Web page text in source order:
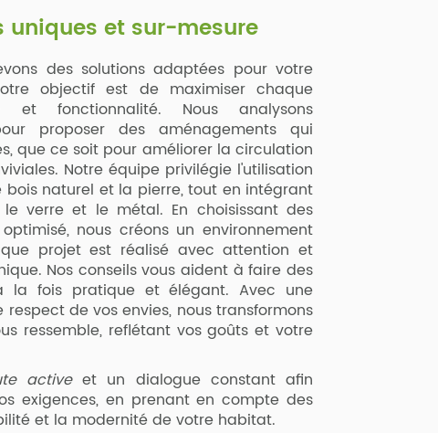
uniques et sur-mesure
des solutions adaptées pour votre
objectif est de maximiser chaque
fonctionnalité. Nous analysons
proposer des aménagements qui
que ce soit pour améliorer la circulation
Notre équipe privilégie l'utilisation
bois naturel et la pierre, tout en intégrant
verre et le métal. En choisissant des
nous créons un environnement
projet est réalisé avec attention et
Nos conseils vous aident à faire des
la fois pratique et élégant. Avec une
de vos envies, nous transformons
ressemble, reflétant vos goûts et votre
activeet un dialogue constant afin
exigences, en prenant en compte des
et la modernité de votre habitat.